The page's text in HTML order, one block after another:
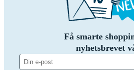
Få smarte
nyhetsbrevet